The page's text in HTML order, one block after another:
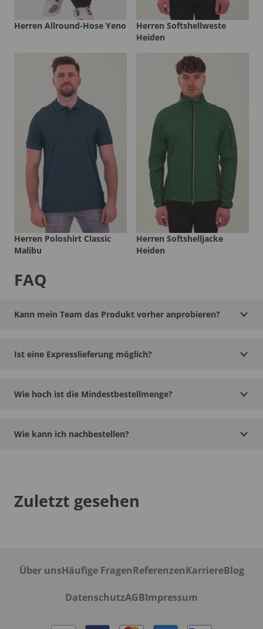
Herren Allround-Hose Yeno
Herren Softshellweste
Heiden
Herren Poloshirt Classic
Malibu
Herren Softshelljacke
Heiden
FAQ
Kann mein Team das Produkt vorher anprobieren?
Ist eine Expresslieferung möglich?
Wie hoch ist die Mindestbestellmenge?
Wie kann ich nachbestellen?
Zuletzt gesehen
Über unsHäufige FragenReferenzenKarriereBlog
DatenschutzAGBImpressum